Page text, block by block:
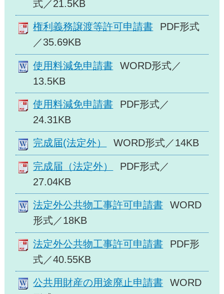
式／21.5KB
権利義務譲渡等許可申請書
PDF形式
／35.69KB
使用料減免申請書
WORD形式／
13.5KB
使用料減免申請書
PDF形式／
24.31KB
完成届(法定外） WORD形式／14KB
完成届（法定外）
PDF形式／
27.04KB
法定外公共物工事許可申請書
WORD
形式／18KB
法定外公共物工事許可申請書
PDF形
式／40.55KB
公共用財産の用途廃止申請書
WORD